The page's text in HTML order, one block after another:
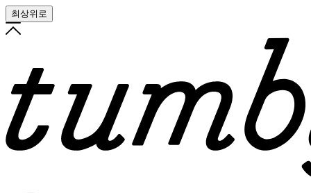
최상위로